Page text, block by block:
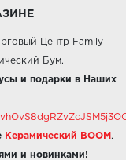
Центр Family
Бум.
и подарки в Наших
Керамический BOOM .
и новинками!